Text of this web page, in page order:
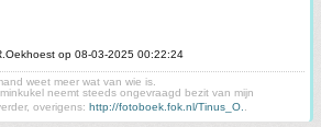
op 08-03-2025 00:22:24
weet meer wat van wie is.
neemt steeds ongevraagd bezit van mijn
overigens: http://fotoboek.fok.nl/Tinus_O.